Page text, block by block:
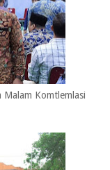
Komtlemlasi